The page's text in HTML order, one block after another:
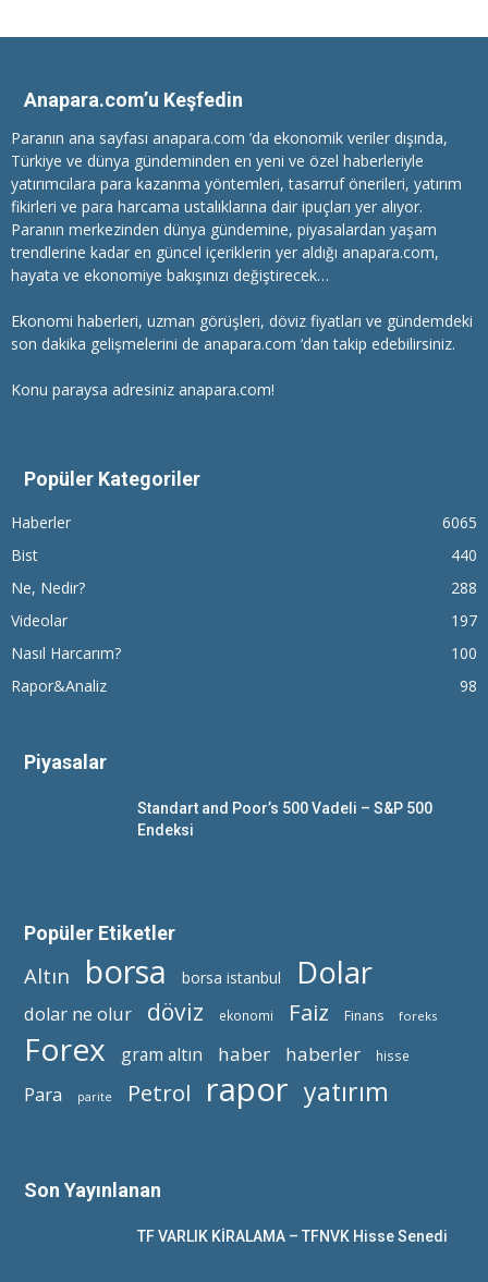
Anapara.com’u Keşfedin
Paranın ana sayfası anapara.com ’da ekonomik veriler dışında,
Türkiye ve dünya gündeminden en yeni ve özel haberleriyle
yatırımcılara para kazanma yöntemleri, tasarruf önerileri, yatırım
fikirleri ve para harcama ustalıklarına dair ipuçları yer alıyor.
Paranın merkezinden dünya gündemine, piyasalardan yaşam
trendlerine kadar en güncel içeriklerin yer aldığı anapara.com,
hayata ve ekonomiye bakışınızı değiştirecek…
Ekonomi haberleri, uzman görüşleri, döviz fiyatları ve gündemdeki
son dakika gelişmelerini de anapara.com ‘dan takip edebilirsiniz.
Konu paraysa adresiniz anapara.com!
Popüler Kategoriler
Haberler
6065
Bist
440
Ne, Nedir?
288
Videolar
197
Nasıl Harcarım?
100
Rapor&Analiz
98
Piyasalar
Standart and Poor’s 500 Vadeli – S&P 500
Endeksi
Popüler Etiketler
Altın borsa borsa istanbul Dolar
dolar ne olur döviz ekonomi Faiz Finans foreks
Forex gram altın haber haberler hisse
Para parite Petrol rapor yatırım
Son Yayınlanan
TF VARLIK KİRALAMA – TFNVK Hisse Senedi